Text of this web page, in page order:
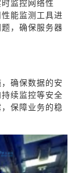
监控网络性
能监测工具进
，确保服务器
确保数据的安
续监控等安全
保障业务的稳